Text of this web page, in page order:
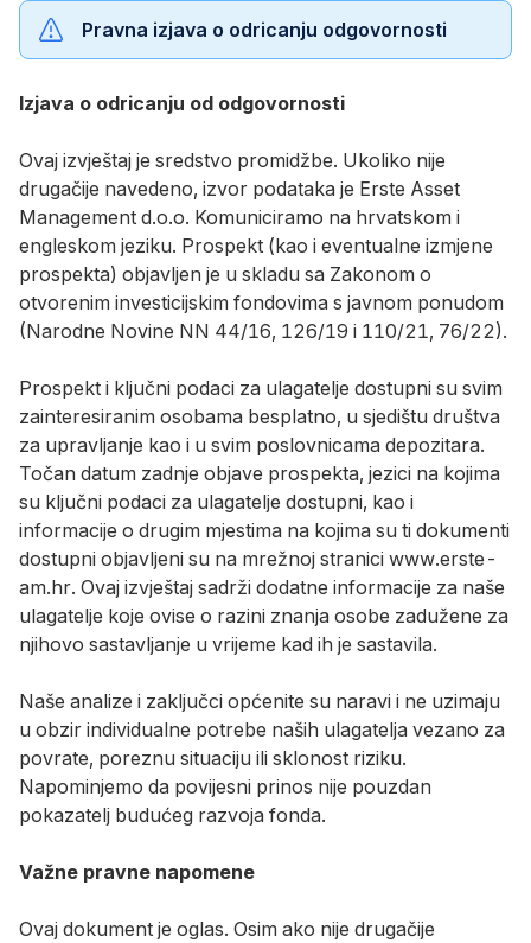
Pravna izjava o odricanju odgovornosti
Izjava o odricanju od odgovornosti
Ovaj izvještaj je sredstvo promidžbe. Ukoliko nije
drugačije navedeno, izvor podataka je Erste Asset
Management d.o.o. Komuniciramo na hrvatskom i
engleskom jeziku. Prospekt (kao i eventualne izmjene
prospekta) objavljen je u skladu sa Zakonom o
otvorenim investicijskim fondovima s javnom ponudom
(Narodne Novine NN 44/16, 126/19 i 110/21, 76/22).
Prospekt i ključni podaci za ulagatelje dostupni su svim
zainteresiranim osobama besplatno, u sjedištu društva
za upravljanje kao i u svim poslovnicama depozitara.
Točan datum zadnje objave prospekta, jezici na kojima
su ključni podaci za ulagatelje dostupni, kao i
informacije o drugim mjestima na kojima su ti dokumenti
dostupni objavljeni su na mrežnoj stranici www.erste-
am.hr. Ovaj izvještaj sadrži dodatne informacije za naše
ulagatelje koje ovise o razini znanja osobe zadužene za
njihovo sastavljanje u vrijeme kad ih je sastavila.
Naše analize i zaključci općenite su naravi i ne uzimaju
u obzir individualne potrebe naših ulagatelja vezano za
povrate, poreznu situaciju ili sklonost riziku.
Napominjemo da povijesni prinos nije pouzdan
pokazatelj budućeg razvoja fonda.
Važne pravne napomene
Ovaj dokument je oglas. Osim ako nije drugačije